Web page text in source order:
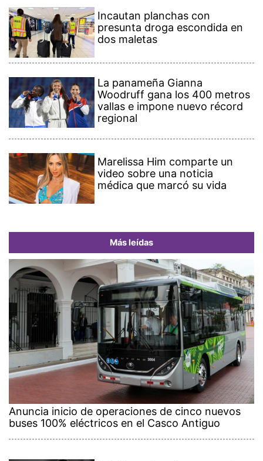
Incautan planchas con
presunta droga escondida en
dos maletas
La panameña Gianna
Woodruff gana los 400 metros
vallas e impone nuevo récord
regional
Marelissa Him comparte un
video sobre una noticia
médica que marcó su vida
Más leídas
Anuncia inicio de operaciones de cinco nuevos
buses 100% eléctricos en el Casco Antiguo